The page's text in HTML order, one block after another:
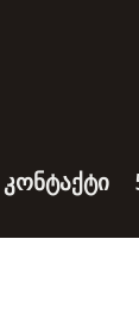
ᲙᲝᲜᲢᲐᲥᲢᲘ